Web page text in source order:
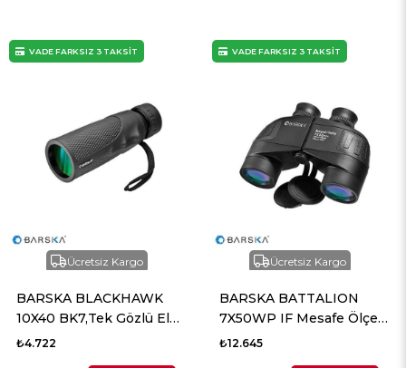
Ücretsiz Kargo
BARSKA BLACKHAWK
10X40 BK7,Tek Gözlü El
Dürbünü
₺4.722
VADE FARKSIZ 3 TAKSİT
Ücretsiz Kargo
BARSKA BATTALION
7X50WP IF Mesafe Ölçer
El Dürbünü
₺12.645
VADE FARKSIZ 3 TAKSİT